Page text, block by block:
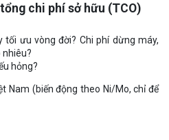
chi phí sở hữu (TCO)
ưu vòng đời? Chi phí dừng máy,
nhiêu?
hỏng?
Nam (biến động theo Ni/Mo, chỉ để